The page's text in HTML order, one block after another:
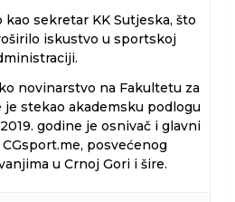
sekretar KK Sutjeska, što
iskustvo u sportskoj
novinarstvo na Fakultetu za
stekao akademsku podlogu
godine je osnivač i glavni
posvećenog
u Crnoj Gori i šire.